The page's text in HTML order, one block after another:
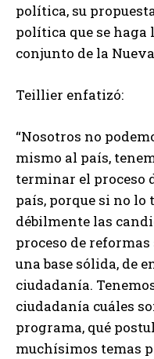
política, su
política que se haga
conjunto de la
Teillier enfatizó:
“Nosotros no
mismo al país,
terminar el proceso
país, porque si no
débilmente las
proceso de
una base sólida, de
ciudadanía.
ciudadanía cuáles
programa, qué
muchísimos temas